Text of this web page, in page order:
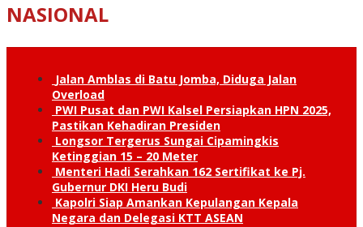
NASIONAL
Jalan Amblas di Batu Jomba, Diduga Jalan
Overload
PWI Pusat dan PWI Kalsel Persiapkan HPN 2025,
Pastikan Kehadiran Presiden
Longsor Tergerus Sungai Cipamingkis
Ketinggian 15 – 20 Meter
Menteri Hadi Serahkan 162 Sertifikat ke Pj.
Gubernur DKI Heru Budi
Kapolri Siap Amankan Kepulangan Kepala
Negara dan Delegasi KTT ASEAN